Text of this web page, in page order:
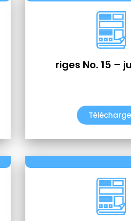
riges No. 15 –